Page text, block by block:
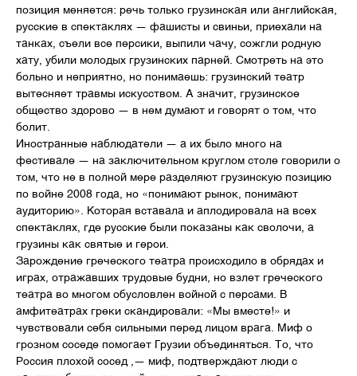
позиция меняется: речь только грузинская или английская,
русские в спектаклях — фашисты и свиньи, приехали на
танках, съели все персики, выпили чачу, сожгли родную
хату, убили молодых грузинских парней. Смотреть на это
больно и неприятно, но понимаешь: грузинский театр
вытесняет травмы искусством. А значит, грузинское
общество здорово — в нем думают и говорят о том, что
болит.
Иностранные наблюдатели — а их было много на
фестивале — на заключительном круглом столе говорили о
том, что не в полной мере разделяют грузинскую позицию
по войне 2008 года, но «понимают рынок, понимают
аудиторию». Которая вставала и аплодировала на всех
спектаклях, где русские были показаны как сволочи, а
грузины как святые и герои.
Зарождение греческого театра происходило в обрядах и
играх, отражавших трудовые будни, но взлет греческого
театра во многом обусловлен войной с персами. В
амфитеатрах греки скандировали: «Мы вместе!» и
чувствовали себя сильными перед лицом врага. Миф о
грозном соседе помогает Грузии объединяться. То, что
Россия плохой сосед ,— миф, подтверждают люди с